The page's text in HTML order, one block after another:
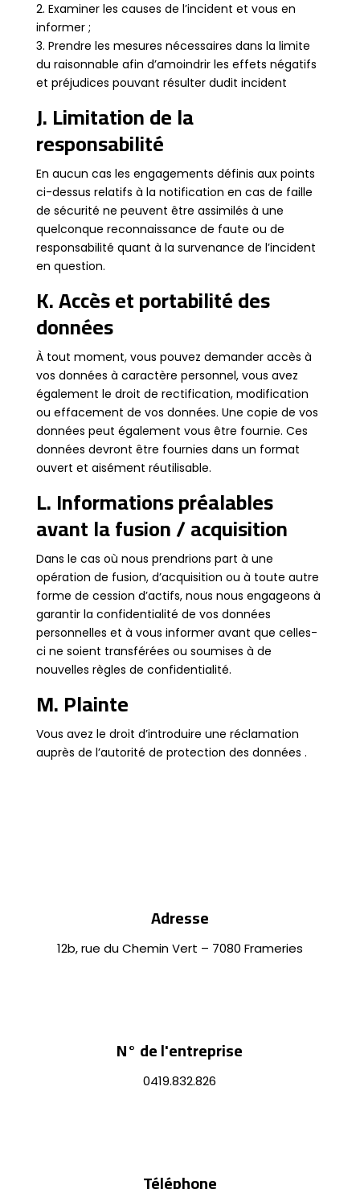
2. Examiner les causes de l’incident et vous en
informer ;
3. Prendre les mesures nécessaires dans la limite
du raisonnable afin d’amoindrir les effets négatifs
et préjudices pouvant résulter dudit incident
J. Limitation de la
responsabilité
En aucun cas les engagements définis aux points
ci-dessus relatifs à la notification en cas de faille
de sécurité ne peuvent être assimilés à une
quelconque reconnaissance de faute ou de
responsabilité quant à la survenance de l’incident
en question.
K. Accès et portabilité des
données
À tout moment, vous pouvez demander accès à
vos données à caractère personnel, vous avez
également le droit de rectification, modification
ou effacement de vos données. Une copie de vos
données peut également vous être fournie. Ces
données devront être fournies dans un format
ouvert et aisément réutilisable.
L. Informations préalables
avant la fusion / acquisition
Dans le cas où nous prendrions part à une
opération de fusion, d’acquisition ou à toute autre
forme de cession d’actifs, nous nous engageons à
garantir la confidentialité de vos données
personnelles et à vous informer avant que celles-
ci ne soient transférées ou soumises à de
nouvelles règles de confidentialité.
M. Plainte
Vous avez le droit d’introduire une réclamation
auprès de l’autorité de protection des données .
Adresse
12b, rue du Chemin Vert – 7080 Frameries
N° de l'entreprise
0419.832.826
Téléphone